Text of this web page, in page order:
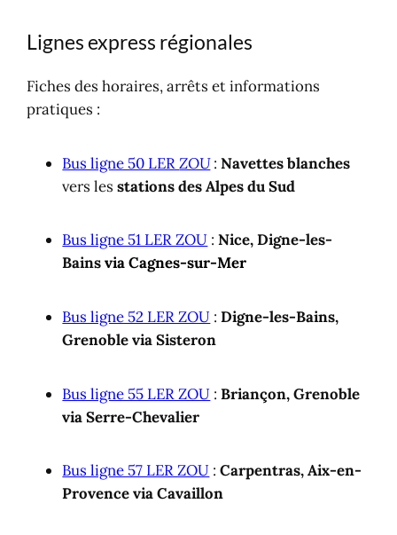
Lignes express régionales
Fiches des horaires, arrêts et informations
pratiques :
Bus ligne 50 LERZOU:Navettes blanches
vers lesstations des Alpes du Sud
Bus ligne 51 LER ZOU :Nice, Digne-les-
Bainsvia Cagnes-sur-Mer
Bus ligne 52 LER ZOU :Digne-les-Bains,
Grenoble via Sisteron
Bus ligne 55 LER ZOU :Briançon, Grenoble
via Serre-Chevalier
Bus ligne 57 LER ZOU :Carpentras, Aix-en-
Provence via Cavaillon